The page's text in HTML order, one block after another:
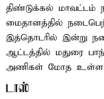
திண்டுக்கல் மாவட்டம்
மைதானத்தில்
இத்தொடரில் இன்று
ஆட்டத்தில் மதுரை
அணிகள் மோத
டாஸ்